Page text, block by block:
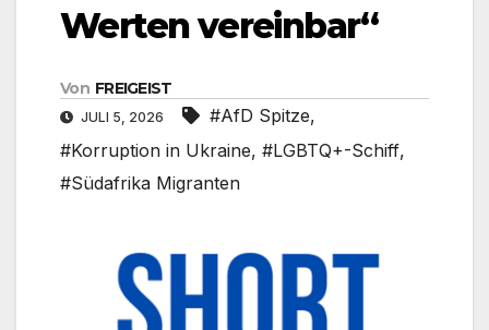
Werten vereinbar“
Von FREIGEIST
JULI 5, 2026 #AfD Spitze,
#Korruption in Ukraine, #LGBTQ+-Schiff,
#Südafrika Migranten